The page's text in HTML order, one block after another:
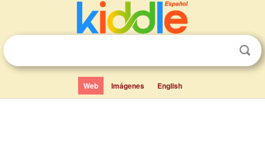
Web Imágenes English